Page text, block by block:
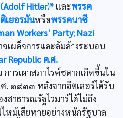
Hitler)* และพรรค
เยอรมันหรือพรรคนาซี
Workers’ Party; Nazi
เผด็จการและล้มล้างระบอบ
Republic ค.ศ.
การเผาสภาไรค์ชตากเกิดขึ้นใน
๑๙๓๓ หลังจากฮิตเลอร์ได้รับ
าธารณรัฐไวมาร์ได้ไม่ถึง
หม้เสียหายอย่างหนักรัฐบาล